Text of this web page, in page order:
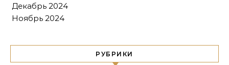
Декабрь 2024
Ноябрь 2024
РУБРИКИ